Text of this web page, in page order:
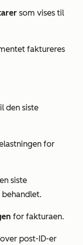
som vises til
faktureres
den siste
for
siste
for fakturaen.
over post-ID-er